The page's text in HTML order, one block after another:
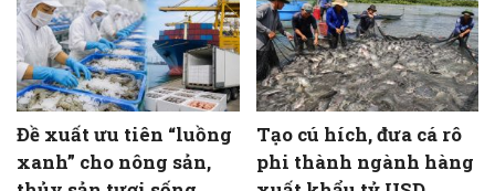
Đề xuất ưu tiên “luồng
xanh” cho nông sản,
Tạo cú hích, đưa cá rô
phi thành ngành hàng